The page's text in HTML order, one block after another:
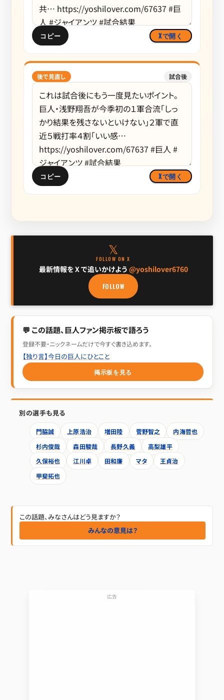
コピー Xで開く
後で見直し 試合後
コピー Xで開く
𝕏
FOLLOW ON X
最新情報を X で追いかけよう @yoshilover6760
FOLLOW
💬 この話題、巨人ファン掲示板で語ろう
登録不要・ニックネームだけで今すぐ書き込めます。
【独り言】今日の巨人にひとこと
掲示板を見る
別の選手も見る
門脇誠 上原浩治 増田陸 菅野智之
内海哲也
杉内俊哉
森田駿哉 長野久義
高梨雄平
久保裕也
江川卓 田和廉 マタ
王貞治
甲斐拓也
この話題、みなさんはどう見ますか？
みんなの意見は？
広告